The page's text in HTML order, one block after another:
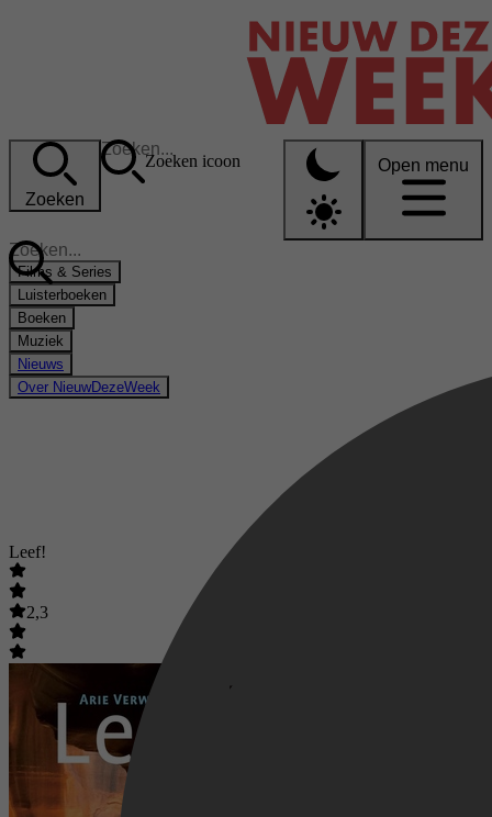
Zoeken
Zoeken icoon Open menu
Films & Series
Luisterboeken
Boeken
Muziek
Nieuws
Over NieuwDezeWeek
Leef!
2,3